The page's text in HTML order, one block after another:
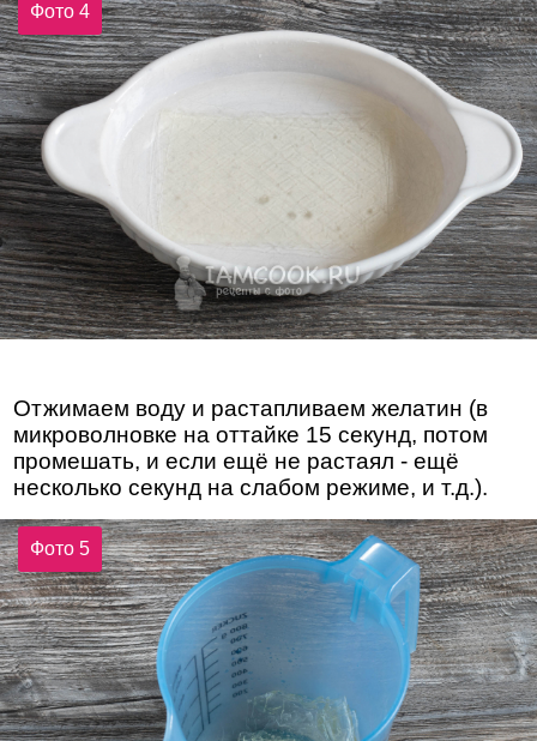
Фото 4
Отжимаем воду и растапливаем желатин (в
микроволновке на оттайке 15 секунд, потом
промешать, и если ещё не растаял - ещё
несколько секунд на слабом режиме, и т.д.).
Фото 5